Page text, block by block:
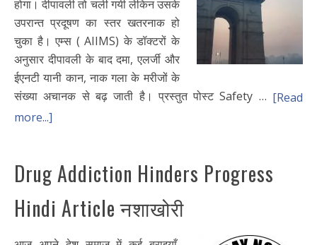
होगा। दीपावली तो चली गयी लेकिन उसके
उपरान्त प्रदूषण का स्तर खतरनाक हो
चुका है। एम्स ( AIIMS) के डॉक्टरों के
अनुसार दीपावली के बाद दमा, एलर्जी और
ईएनटी यानी कान, नाक गला के मरीजों के
संख्या अचानक से बढ़ जाती है। प्रस्तुत पोस्ट Safety … [Read
more...]
Drug Addiction Hinders Progress
Hindi Article नशाखोरी